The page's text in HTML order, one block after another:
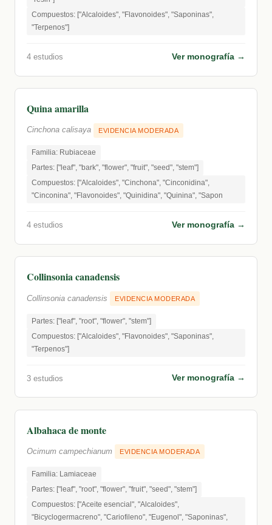
Compuestos: ["Alcaloides", "Flavonoides", "Saponinas",
"Terpenos"]
4 estudios Ver monografía →
Quina amarilla
Cinchona calisaya EVIDENCIA MODERADA
Familia: Rubiaceae
Partes: ["leaf", "bark", "flower", "fruit", "seed", "stem"]
Compuestos: ["Alcaloides", "Cinchona", "Cinconidina",
"Cinconina", "Flavonoides", "Quinidina", "Quinina", "Sapon
4 estudios Ver monografía →
Collinsonia canadensis
Collinsonia canadensis EVIDENCIA MODERADA
Partes: ["leaf", "root", "flower", "stem"]
Compuestos: ["Alcaloides", "Flavonoides", "Saponinas",
"Terpenos"]
3 estudios Ver monografía →
Albahaca de monte
Ocimum campechianum EVIDENCIA MODERADA
Familia: Lamiaceae
Partes: ["leaf", "root", "flower", "fruit", "seed", "stem"]
Compuestos: ["Aceite esencial", "Alcaloides",
"Bicyclogermacreno", "Cariofileno", "Eugenol", "Saponinas",